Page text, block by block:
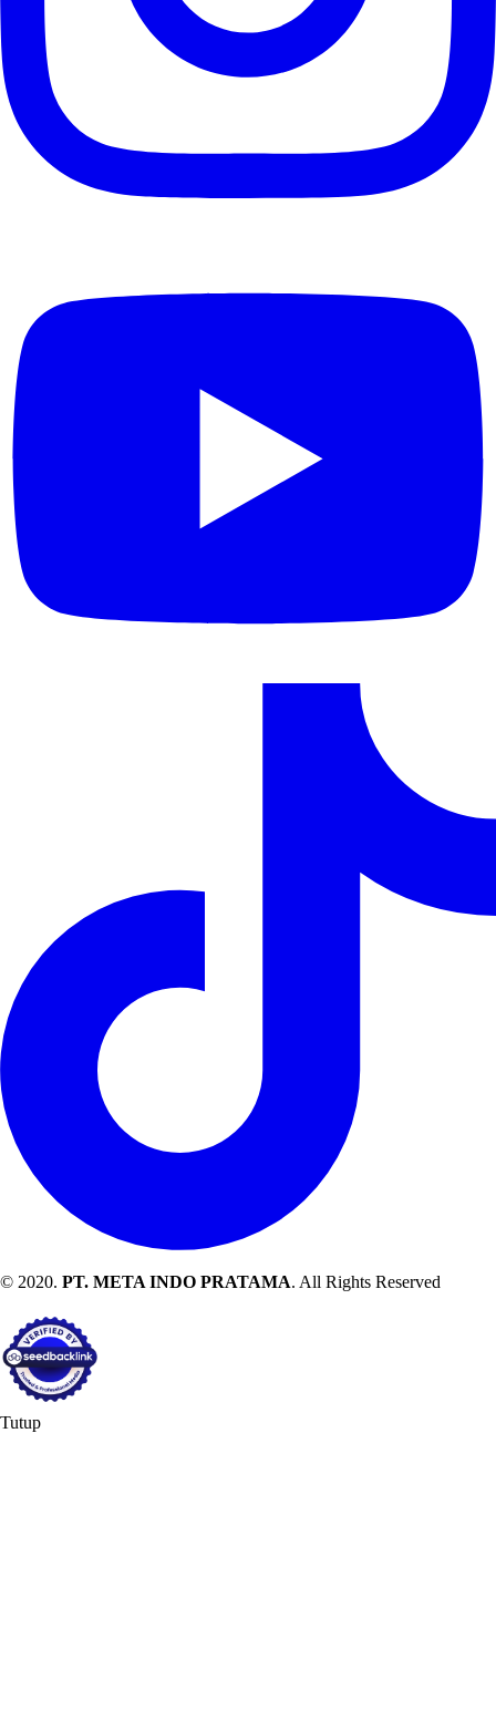
© 2020. PT. META INDO PRATAMA. All Rights Reserved
Tutup